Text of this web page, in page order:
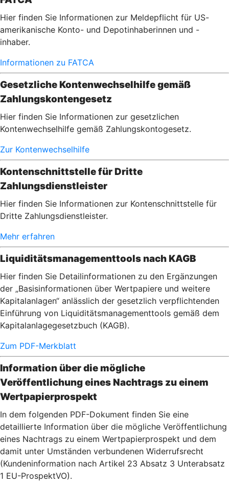
Hier finden Sie Informationen zur Meldepflicht für US-
amerikanische Konto- und Depotinhaberinnen und -
inhaber.
Informationen zu FATCA
Gesetzliche Kontenwechselhilfe gemäß
Zahlungskontengesetz
Hier finden Sie Informationen zur gesetzlichen
Kontenwechselhilfe gemäß Zahlungskontogesetz.
Zur Kontenwechselhilfe
Kontenschnittstelle für Dritte
Zahlungsdienstleister
Hier finden Sie Informationen zur Kontenschnittstelle für
Dritte Zahlungsdienstleister.
Mehr erfahren
Liquiditätsmanagementtools nach KAGB
Hier finden Sie Detailinformationen zu den Ergänzungen
der „Basisinformationen über Wertpapiere und weitere
Kapitalanlagen“ anlässlich der gesetzlich verpflichtenden
Einführung von Liquiditätsmanagementtools gemäß dem
Kapitalanlagegesetzbuch (KAGB).
Zum PDF-Merkblatt
Information über die mögliche
Veröffentlichung eines Nachtrags zu einem
Wertpapierprospekt
In dem folgenden PDF-Dokument finden Sie eine
detaillierte Information über die mögliche Veröffentlichung
eines Nachtrags zu einem Wertpapierprospekt und dem
damit unter Umständen verbundenen Widerrufsrecht
(Kundeninformation nach Artikel 23 Absatz 3 Unterabsatz
1 EU-ProspektVO).